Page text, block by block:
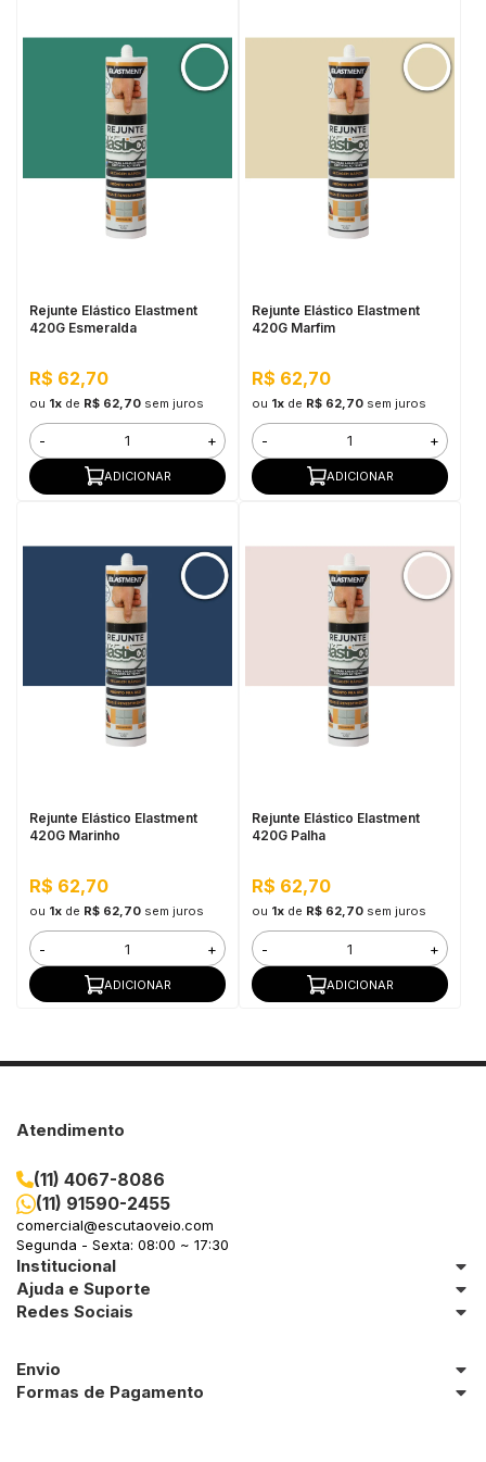
Rejunte Elástico Elastment
420G Esmeralda
R$ 62,70
ou 1xde R$ 62,70 sem juros
- +
ADICIONAR
Rejunte Elástico Elastment
420G Marfim
R$ 62,70
ou 1xde R$ 62,70 sem juros
- +
ADICIONAR
Rejunte Elástico Elastment
420G Marinho
R$ 62,70
ou 1xde R$ 62,70 sem juros
- +
ADICIONAR
Rejunte Elástico Elastment
420G Palha
R$ 62,70
ou 1xde R$ 62,70 sem juros
- +
ADICIONAR
Atendimento
(11) 4067-8086
(11) 91590-2455
comercial@escutaoveio.com
Segunda - Sexta: 08:00 ~ 17:30
Institucional
Ajuda e Suporte
Redes Sociais
Envio
Formas de Pagamento